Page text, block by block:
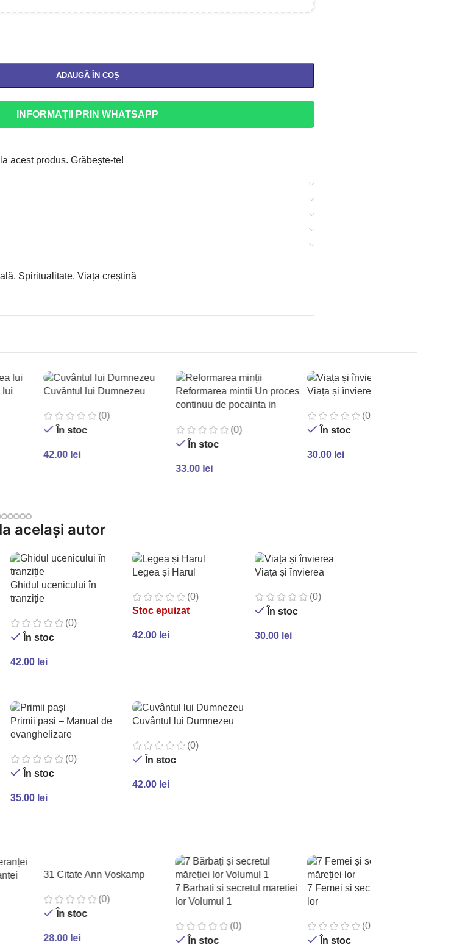
ADAUGĂ ÎN COȘ
INFORMAȚII PRIN WHATSAPP
acest produs. Grăbește-te!
, Spiritualitate, Viața creștină
lui Cuvântul lui Dumnezeu
(0)
În stoc
42.00 lei
Reformarea mintii Un proces
continuu de pocainta in
(0)
În stoc
33.00 lei
Viața și învierea
(0)
În stoc
30.00 lei
același autor
Ghidul ucenicului în
tranziție
(0)
În stoc
42.00 lei
Legea și Harul
(0)
Stoc epuizat
42.00 lei
Viața și învierea
(0)
În stoc
30.00 lei
Primii pasi – Manual de
evanghelizare
(0)
În stoc
35.00 lei
Cuvântul lui Dumnezeu
(0)
În stoc
42.00 lei
31 Citate Ann Voskamp
(0)
În stoc
28.00 lei
7 Barbati si secretul maretiei
lor Volumul 1
(0)
În stoc
7 Femei si secretul maretiei
lor
(0)
În stoc